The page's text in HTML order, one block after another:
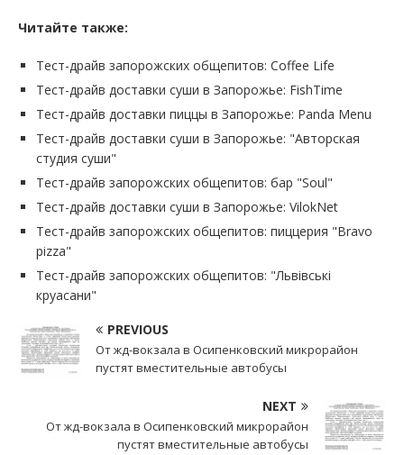
Читайте также:
Тест-драйв запорожских общепитов: Coffee Life
Тест-драйв доставки суши в Запорожье: FishTime
Тест-драйв доставки пиццы в Запорожье: Panda Menu
Тест-драйв доставки суши в Запорожье: "Авторская
студия суши"
Тест-драйв запорожских общепитов: бар "Soul"
Тест-драйв доставки суши в Запорожье: VilokNet
Тест-драйв запорожских общепитов: пиццерия "Bravo
pizza"
Тест-драйв запорожских общепитов: "Львівські
круасани"
PREVIOUS
От жд-вокзала в Осипенковский микрорайон
пустят вместительные автобусы
NEXT
От жд-вокзала в Осипенковский микрорайон
пустят вместительные автобусы